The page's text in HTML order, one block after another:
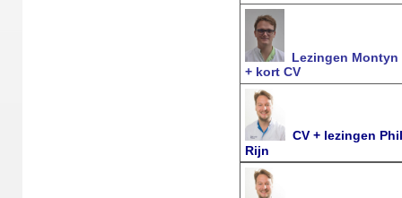
Lezingen
+ kort CV
CV + lezingen
Rijn